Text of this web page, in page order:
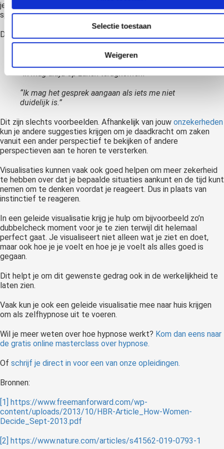
Selectie toestaan
Weigeren
je kijk op mensen dubbel te checken door ze rustig aan te
spreken op hoe jij de situatie ziet en om te zien of dit klopt.
Dit kan bijvoorbeeld door suggesties te herhalen zoals:
“Ik mag van gedachten veranderen.”
“Ik mag altijd op zaken terugkomen.”
“Ik mag het gesprek aangaan als iets me niet
duidelijk is.”
Dit zijn slechts voorbeelden. Afhankelijk van jouw onzekerheden
kun je andere suggesties krijgen om je daadkracht om zaken
vanuit een ander perspectief te bekijken of andere
perspectieven aan te horen te versterken.
Visualisaties kunnen vaak ook goed helpen om meer zekerheid
te hebben over dat je bepaalde situaties aankunt en de tijd kunt
nemen om te denken voordat je reageert. Dus in plaats van
instinctief te reageren.
In een geleide visualisatie krijg je hulp om bijvoorbeeld zo’n
dubbelcheck moment voor je te zien terwijl dit helemaal
perfect gaat. Je visualiseert niet alleen wat je ziet en doet,
maar ook hoe je je voelt en hoe je je voelt als alles goed is
gegaan.
Dit helpt je om dit gewenste gedrag ook in de werkelijkheid te
laten zien.
Vaak kun je ook een geleide visualisatie mee naar huis krijgen
om als zelfhypnose uit te voeren.
Wil je meer weten over hoe hypnose werkt? Kom dan eens naar
de gratis online masterclass over hypnose.
Of schrijf je direct in voor een van onze opleidingen.
Bronnen:
[1] https://www.freemanforward.com/wp-
content/uploads/2013/10/HBR-Article_How-Women-
Decide_Sept-2013.pdf
[2] https://www.nature.com/articles/s41562-019-0793-1